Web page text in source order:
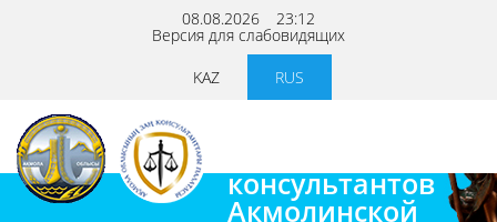
08.08.2026 23:12
Версия для слабовидящих
KAZ
RUS
консультантов
Акмолинской